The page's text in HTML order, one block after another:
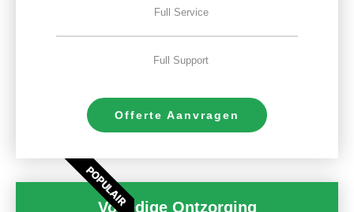
Full Service
Full Support
Offerte Aanvragen
POPULAIR
Volledige Ontzorging